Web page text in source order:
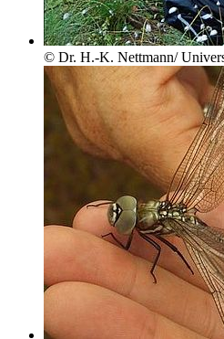
© Dr. H.-K. Nettmann/